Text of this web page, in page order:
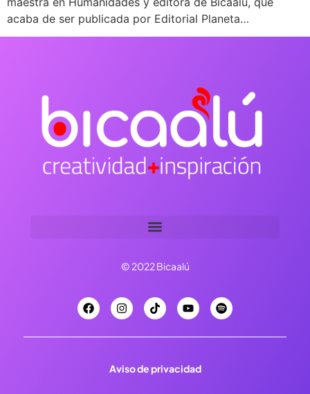
acaba de ser publicada por Editorial Planeta…
© 2022 Bicaalú
Aviso de privacidad